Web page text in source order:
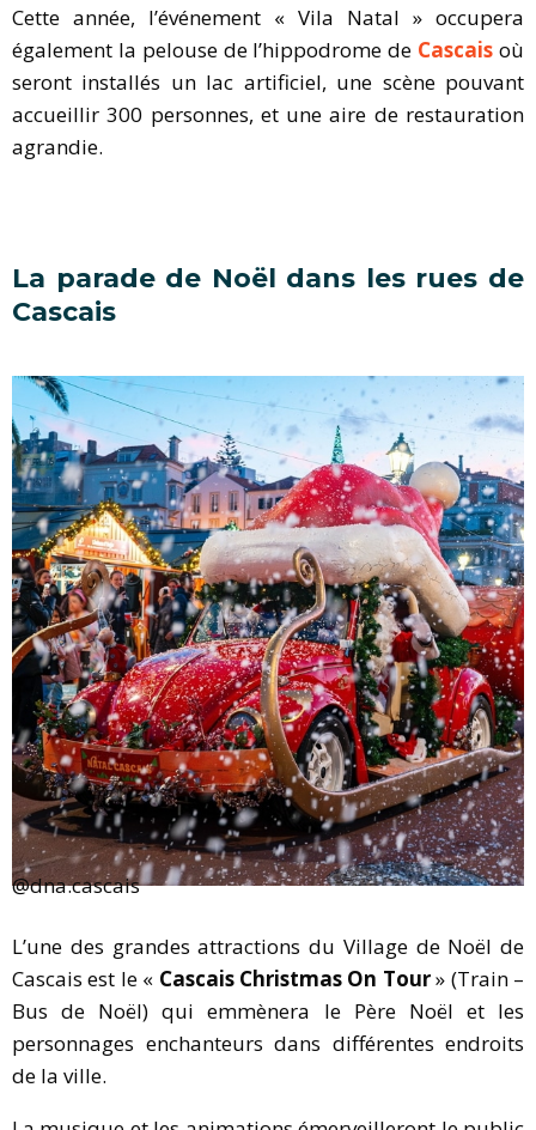
Cette année, l’événement « Vila Natal » occupera
également la pelouse de l’hippodrome de Cascais où
seront installés un lac artificiel, une scène pouvant
accueillir 300 personnes, et une aire de restauration
agrandie.
La parade de Noël dans les rues de
Cascais
@dna.cascais
L’une des grandes attractions du Village de Noël de
Cascais est le « Cascais Christmas On Tour» (Train –
Bus de Noël) qui emmènera le Père Noël et les
personnages enchanteurs dans différentes endroits
de la ville.